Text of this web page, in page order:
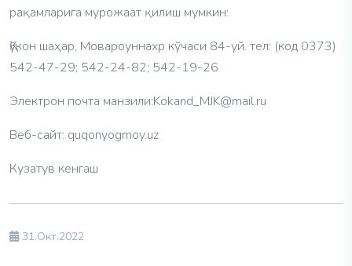
рақамларига мурожаат қилиш мумкин:
Қўкон шаҳар, Мовароуннахр кўчаси 84-уй. тел: (код 0373)
542-47-29; 542-24-82; 542-19-26
Электрон почта манзили:Kokand_MJK@mail.ru
Веб-сайт: quqonyogmoy.uz
Кузатув кенгаш
31.Окт.2022